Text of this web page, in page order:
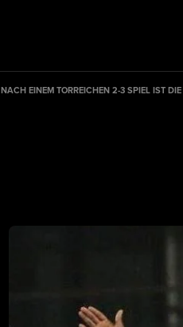
NACH EINEM TORREICHEN 2-3 SPIEL IST